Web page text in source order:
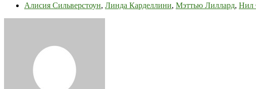
Алисия Сильверстоун, Линда Карделлини, Мэттью Лиллард, Нил